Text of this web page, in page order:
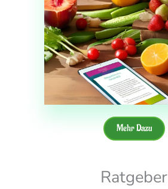
Mehr Dazu
Ratgeber